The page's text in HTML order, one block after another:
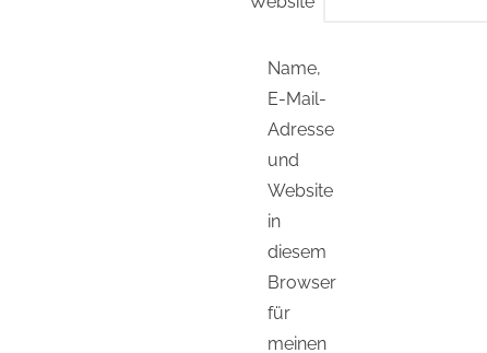
Name,
E-Mail-
Adresse
und
Website
in
diesem
Browser
für
meinen